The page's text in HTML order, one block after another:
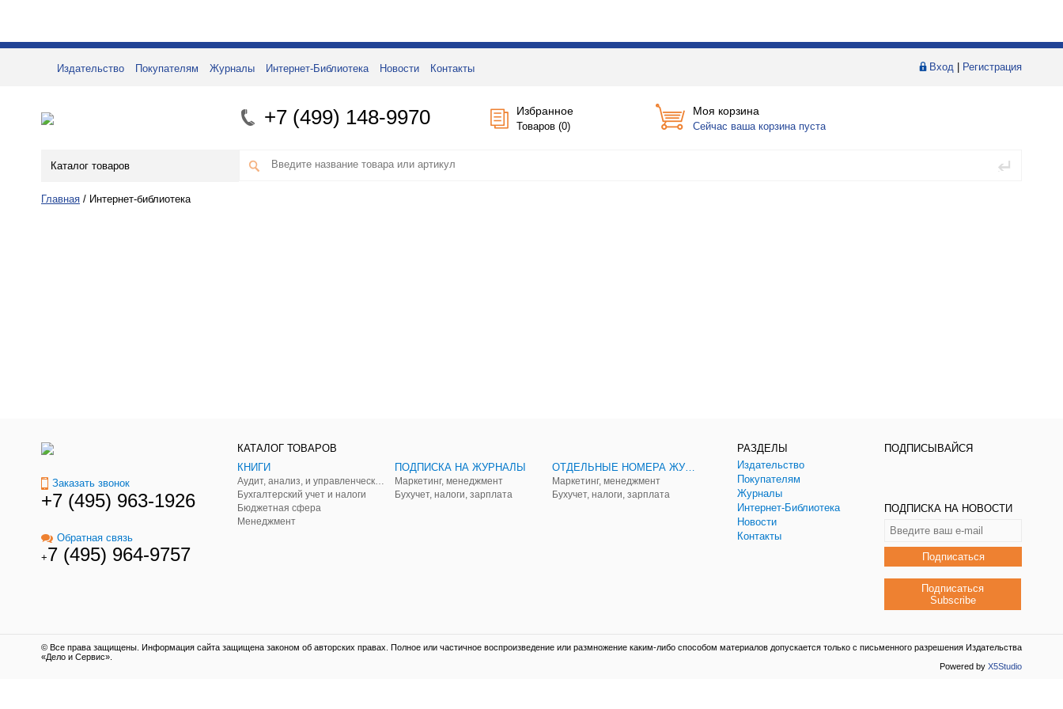
Вход Регистрация
Издательство Покупателям Журналы Интернет-Библиотека Новости Контакты
+7 (499) 148-9970 Избранное
Товаров (0)
Моя корзина
Сейчас ваша корзина пуста
Каталог товаров
Главная / Интернет-библиотека
Заказать звонок
+7 (495) 963-1926
Обратная связь
+7 (495) 964-9757
КАТАЛОГ ТОВАРОВ
КНИГИ
Бухгалтерский учет и налоги
Бюджетная сфера
Менеджмент
ПОДПИСКА НА ЖУРНАЛЫ
Маркетинг, менеджмент
Бухучет, налоги, зарплата
ОТДЕЛЬНЫЕ НОМЕРА ЖУРНАЛОВ
Маркетинг, менеджмент
Бухучет, налоги, зарплата
РАЗДЕЛЫ
Издательство
Покупателям
Журналы
Интернет-Библиотека
Новости
Контакты
ПОДПИСЫВАЙСЯ
ПОДПИСКА НА НОВОСТИ
Подписаться
Подписаться
Subscribe
© Все права защищены. Информация сайта защищена законом об авторских правах. Полное или частичное воспроизведение или размножение каким-либо способом материалов допускается только с письменного разрешения Издательства
«Дело и Сервис».
Powered by X5Studio